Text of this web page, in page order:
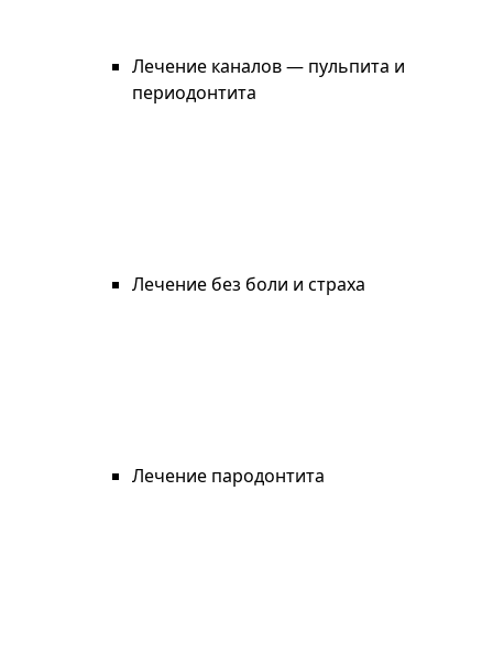
Лечение каналов — пульпита и
периодонтита
Лечение без боли и страха
Лечение пародонтита